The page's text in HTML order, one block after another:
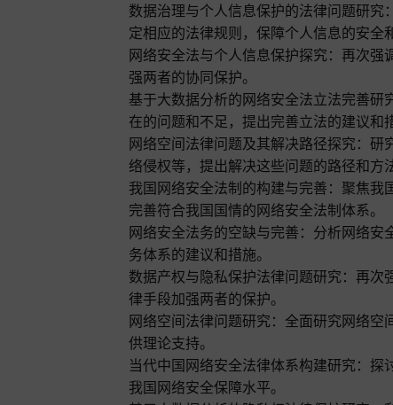
数据治理与个人信息保护的法律问题研究
定相应的法律规则，保障个人信息的安全
网络安全法与个人信息保护探究：再次
强两者的协同保护。
基于大数据分析的网络安全法立法完善
在的问题和不足，提出完善立法的建议和
网络空间法律问题及其解决路径探究：
络侵权等，提出解决这些问题的路径和方法
我国网络安全法制的构建与完善：聚焦
完善符合我国国情的网络安全法制体系。
网络安全法务的空缺与完善：分析网络
务体系的建议和措施。
数据产权与隐私保护法律问题研究：再
律手段加强两者的保护。
网络空间法律问题研究：全面研究网络
供理论支持。
当代中国网络安全法律体系构建研究：
我国网络安全保障水平。